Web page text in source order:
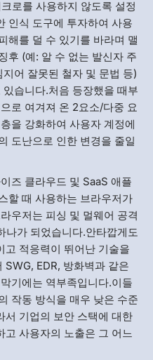
로를 사용하지 않도록 설정
인식 도구에 투자하여 사용
해를 덜 수 있기를 바라며 맬
후 (예: 알 수 없는 발신자 주
어 잘못된 철자 및 문법 등)
습니다.처음 등장했을 때부
로 여겨져 온 2요소/다중 요
을 강화하여 사용자 계정에
도난으로 인한 변경을 줄일
즈 클라우드 및 SaaS 애플
할 때 사용하는 브라우저가
우저는 피싱 및 멀웨어 공격
나가 되었습니다.안타깝게도
고 적응력이 뛰어난 기술을
EDR, 방화벽과 같은
기에는 역부족입니다.이들
작동 방식을 매우 낮은 수준
서 기업의 보안 스택에 대한
고 사용자의 노출은 그 어느